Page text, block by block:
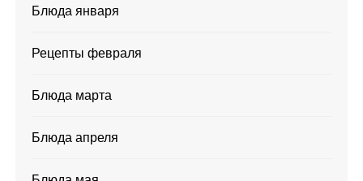
Блюда января
Рецепты февраля
Блюда марта
Блюда апреля